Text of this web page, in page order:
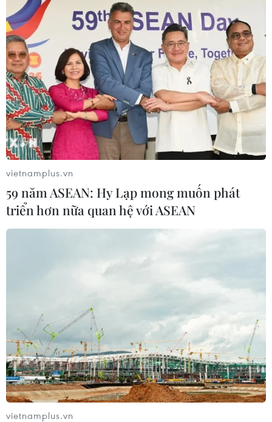
vietnamplus.vn
59 năm ASEAN: Hy Lạp mong muốn phát
triển hơn nữa quan hệ với ASEAN
vietnamplus.vn